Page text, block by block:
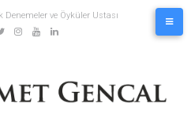
ve Öyküler Ustası